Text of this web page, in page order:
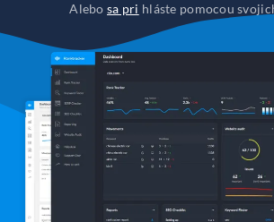
Alebosa pri hláste pomocou